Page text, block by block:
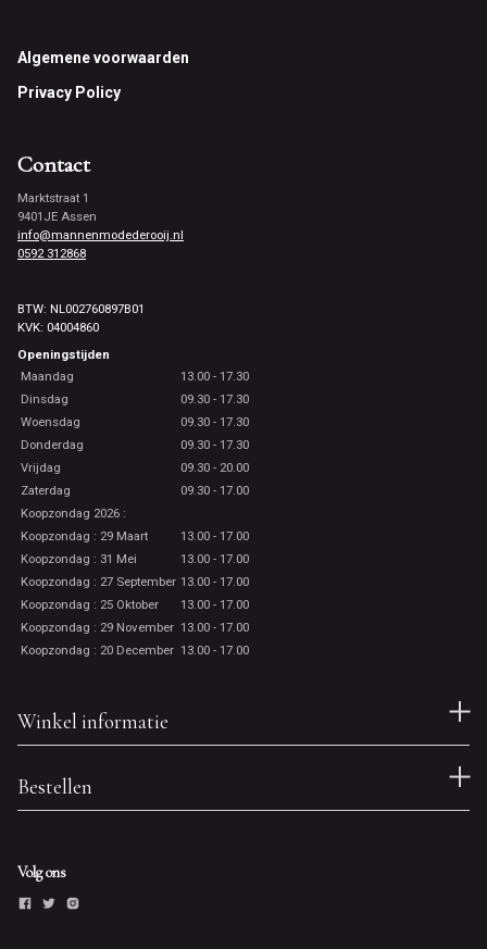
Footer
Algemene voorwaarden
Privacy Policy
Contact
Marktstraat 1
9401JE Assen
info@mannenmodederooij.nl
0592 312868
BTW: NL002760897B01
KVK: 04004860
Openingstijden
Maandag
13.00 - 17.30
Dinsdag
09.30 - 17.30
Woensdag
09.30 - 17.30
Donderdag
09.30 - 17.30
Vrijdag
09.30 - 20.00
Zaterdag
09.30 - 17.00
Koopzondag 2026 :
Koopzondag : 29 Maart
13.00 - 17.00
Koopzondag : 31 Mei
13.00 - 17.00
Koopzondag : 27 September 13.00 - 17.00
Koopzondag : 25 Oktober
13.00 - 17.00
Koopzondag : 29 November 13.00 - 17.00
Koopzondag : 20 December 13.00 - 17.00
Winkel informatie
Bestellen
Volg ons